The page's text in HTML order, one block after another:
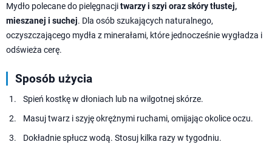
Mydło polecane do pielęgnacjitwarzy i szyi oraz skóry tłustej,
mieszanej i suchej. Dla osób szukających naturalnego,
oczyszczającego mydła z minerałami, które jednocześnie wygładza i
odświeża cerę.
Sposób użycia
Spień kostkę w dłoniach lub na wilgotnej skórze.
Masuj twarz i szyję okrężnymi ruchami, omijając okolice oczu.
Dokładnie spłucz wodą. Stosuj kilka razy w tygodniu.